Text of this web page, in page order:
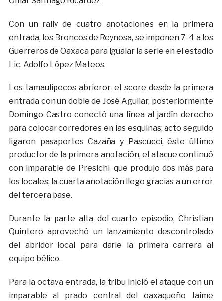
Con un rally de cuatro anotaciones en la primera
entrada, los Broncos de Reynosa, se imponen 7-4 a los
Guerreros de Oaxaca para igualar la serie en el estadio
Lic. Adolfo López Mateos.
Los tamaulipecos abrieron el score desde la primera
entrada con un doble de José Aguilar, posteriormente
Domingo Castro conectó una línea al jardín derecho
para colocar corredores en las esquinas; acto seguido
ligaron pasaportes Cazaña y Pascucci, éste último
productor de la primera anotación, el ataque continuó
con imparable de Presichi que produjo dos más para
los locales; la cuarta anotación llego gracias a un error
del tercera base.
Durante la parte alta del cuarto episodio, Christian
Quintero aprovechó un lanzamiento descontrolado
del abridor local para darle la primera carrera al
equipo bélico.
Para la octava entrada, la tribu inició el ataque con un
imparable al prado central del oaxaqueño Jaime